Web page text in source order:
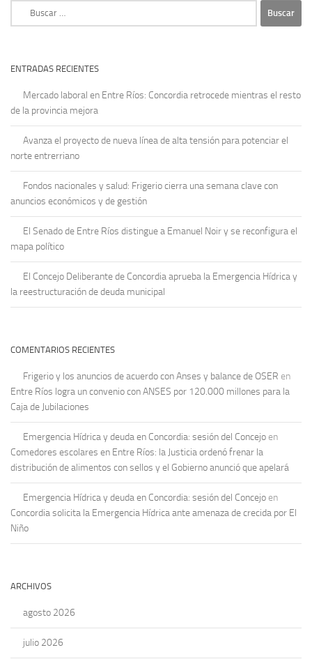
ENTRADAS RECIENTES
Mercado laboral en Entre Ríos: Concordia retrocede mientras el resto
de la provincia mejora
Avanza el proyecto de nueva línea de alta tensión para potenciar el
norte entrerriano
Fondos nacionales y salud: Frigerio cierra una semana clave con
anuncios económicos y de gestión
El Senado de Entre Ríos distingue a Emanuel Noir y se reconfigura el
mapa político
El Concejo Deliberante de Concordia aprueba la Emergencia Hídrica y
la reestructuración de deuda municipal
COMENTARIOS RECIENTES
Frigerio y los anuncios de acuerdo con Anses y balance de OSER en
Entre Ríos logra un convenio con ANSES por 120.000 millones para la
Caja de Jubilaciones
Emergencia Hídrica y deuda en Concordia: sesión del Concejo en
Comedores escolares en Entre Ríos: la Justicia ordenó frenar la
distribución de alimentos con sellos y el Gobierno anunció que apelará
Emergencia Hídrica y deuda en Concordia: sesión del Concejo en
Concordia solicita la Emergencia Hídrica ante amenaza de crecida por El
Niño
ARCHIVOS
agosto 2026
julio 2026